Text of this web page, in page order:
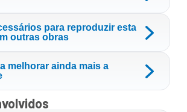
para reproduzir esta
outras obras
melhorar ainda mais a